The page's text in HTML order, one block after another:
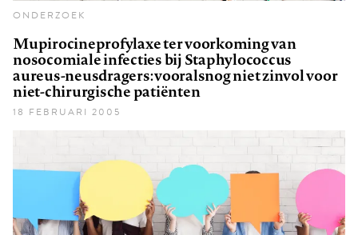
ONDERZOEK
Mupirocineprofylaxe ter voorkoming van
nosocomiale infecties bij Staphylococcus
aureus-neusdragers: vooralsnog niet zinvol voor
niet-chirurgische patiënten
18 FEBRUARI 2005